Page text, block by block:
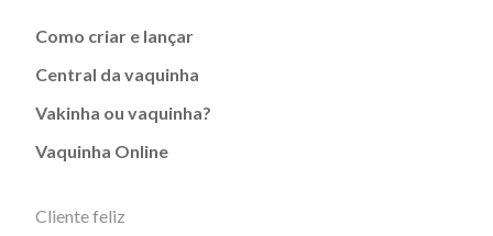
Como criar e lançar
Central da vaquinha
Vakinha ou vaquinha?
Vaquinha Online
Cliente feliz